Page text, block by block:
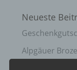
Neueste
Alpgäuer